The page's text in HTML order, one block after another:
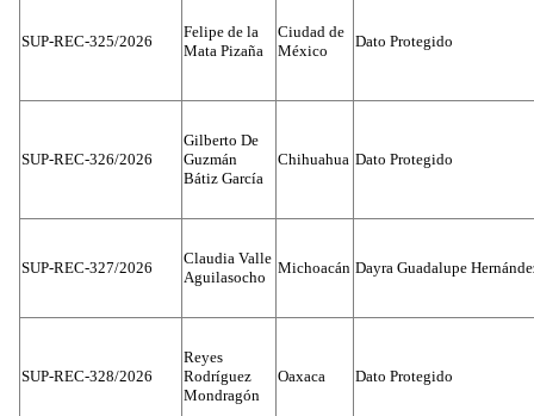
SUP-REC-325/2026
Felipe de la
Mata Pizaña
Ciudad de
México
Dato Protegido
SUP-REC-326/2026
Gilberto De
Guzmán
Bátiz García
Chihuahua Dato Protegido
SUP-REC-327/2026
Claudia Valle
Aguilasocho
Michoacán Dayra Guadalupe
SUP-REC-328/2026
Reyes
Rodríguez
Mondragón
Oaxaca Dato Protegido